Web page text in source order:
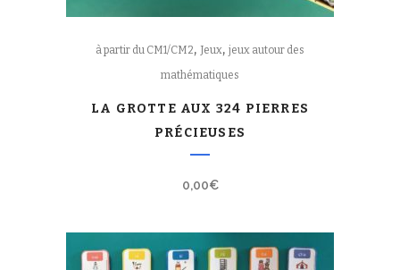
à partir du CM1/CM2, Jeux, jeux autour des
mathématiques
LA GROTTE AUX 324 PIERRES
PRÉCIEUSES
0,00€